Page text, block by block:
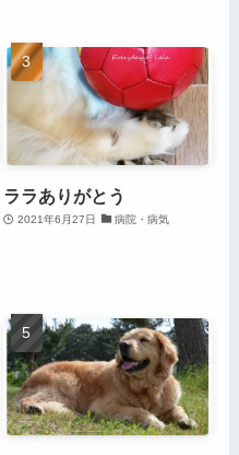
ララありがとう
2021年6月27日 病院・病気